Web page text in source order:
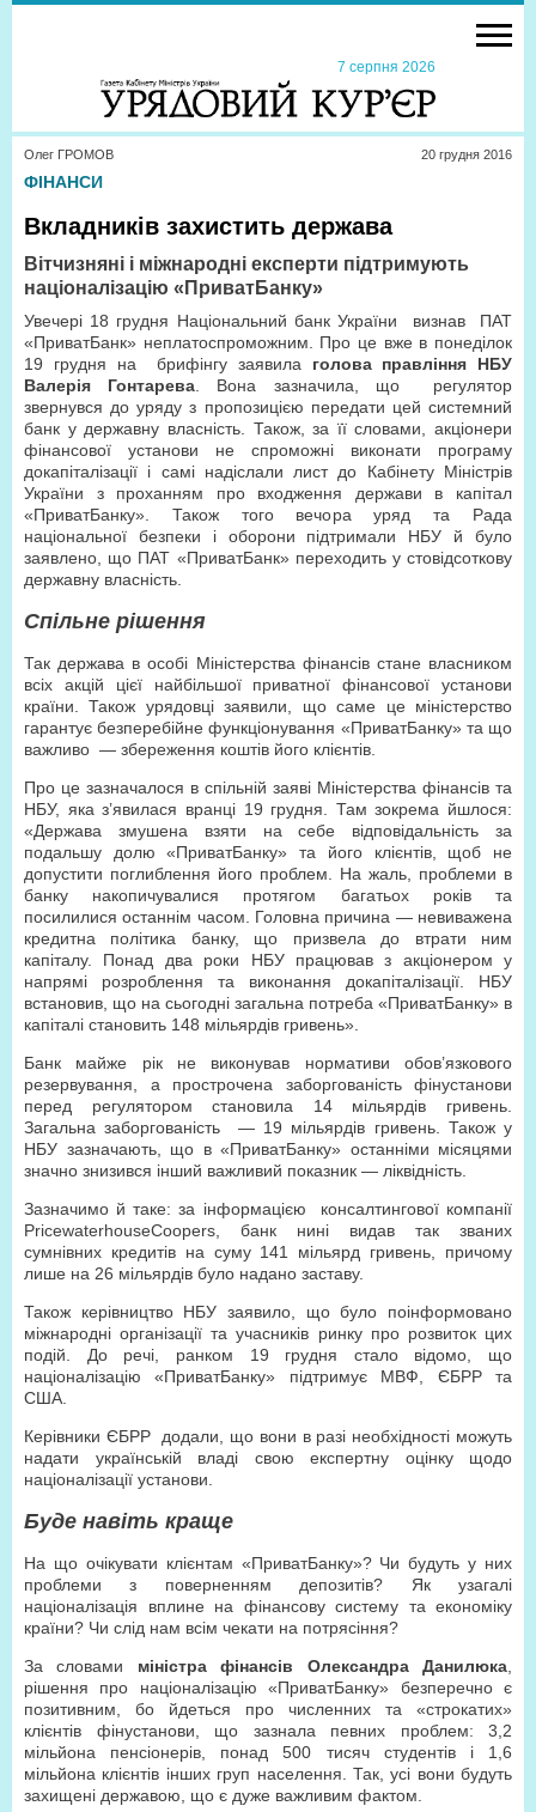
7 серпня 2026
Олег ГРОМОВ 20 грудня 2016
ФІНАНСИ
Вкладників захистить держава
Вітчизняні і міжнародні експерти підтримують
націоналізацію «ПриватБанку»
Увечері 18 грудня Національний банк України визнав ПАТ
«ПриватБанк» неплатоспроможним. Про це вже в понеділок
19 грудня на брифінгу заявила голова правління НБУ
Валерія Гонтарева . Вона зазначила, що регулятор
звернувся до уряду з пропозицією передати цей системний
банк у державну власність. Також, за її словами, акціонери
фінансової установи не спроможні виконати програму
докапіталізації і самі надіслали лист до Кабінету Міністрів
України з проханням про входження держави в капітал
«ПриватБанку». Також того вечора уряд та Рада
національної безпеки і оборони підтримали НБУ й було
заявлено, що ПАТ «ПриватБанк» переходить у стовідсоткову
державну власність.
Спільне рішення
Так держава в особі Міністерства фінансів стане власником
всіх акцій цієї найбільшої приватної фінансової установи
країни. Також урядовці заявили, що саме це міністерство
гарантує безперебійне функціонування «ПриватБанку» та що
важливо — збереження коштів його клієнтів.
Про це зазначалося в спільній заяві Міністерства фінансів та
НБУ, яка з’явилася вранці 19 грудня. Там зокрема йшлося:
«Держава змушена взяти на себе відповідальність за
подальшу долю «ПриватБанку» та його клієнтів, щоб не
допустити поглиблення його проблем. На жаль, проблеми в
банку накопичувалися протягом багатьох років та
посилилися останнім часом. Головна причина — невиважена
кредитна політика банку, що призвела до втрати ним
капіталу. Понад два роки НБУ працював з акціонером у
напрямі розроблення та виконання докапіталізації. НБУ
встановив, що на сьогодні загальна потреба «ПриватБанку» в
капіталі становить 148 мільярдів гривень».
Банк майже рік не виконував нормативи обов’язкового
резервування, а прострочена заборгованість фінустанови
перед регулятором становила 14 мільярдів гривень.
Загальна заборгованість — 19 мільярдів гривень. Також у
НБУ зазначають, що в «ПриватБанку» останніми місяцями
значно знизився інший важливий показник — ліквідність.
Зазначимо й таке: за інформацією консалтингової компанії
PricewaterhouseCoopers, банк нині видав так званих
сумнівних кредитів на суму 141 мільярд гривень, причому
лише на 26 мільярдів було надано заставу.
Також керівництво НБУ заявило, що було поінформовано
міжнародні організації та учасників ринку про розвиток цих
подій. До речі, ранком 19 грудня стало відомо, що
націоналізацію «ПриватБанку» підтримує МВФ, ЄБРР та
США.
Керівники ЄБРР додали, що вони в разі необхідності можуть
надати українській владі свою експертну оцінку щодо
націоналізації установи.
Буде навіть краще
На що очікувати клієнтам «ПриватБанку»? Чи будуть у них
проблеми з поверненням депозитів? Як узагалі
націоналізація вплине на фінансову систему та економіку
країни? Чи слід нам всім чекати на потрясіння?
За словами міністра фінансів Олександра Данилюка
рішення про націоналізацію «ПриватБанку» безперечно є
позитивним, бо йдеться про численних та «строкатих»
клієнтів фінустанови, що зазнала певних проблем: 3,2
мільйона пенсіонерів, понад 500 тисяч студентів і 1,6
мільйона клієнтів інших груп населення. Так, усі вони будуть
захищені державою, що є дуже важливим фактом.